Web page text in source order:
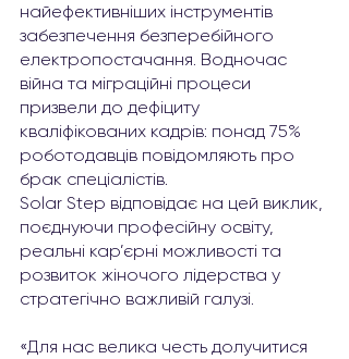
найефективніших інструментів
забезпечення безперебійного
електропостачання. Водночас
війна та міграційні процеси
призвели до дефіциту
кваліфікованих кадрів: понад 75%
роботодавців повідомляють про
брак спеціалістів.
Solar Step відповідає на цей виклик,
поєднуючи професійну освіту,
реальні кар’єрні можливості та
розвиток жіночого лідерства у
стратегічно важливій галузі.
«Для нас велика честь долучитися